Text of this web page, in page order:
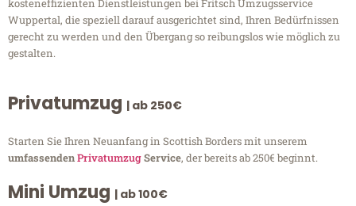
kosteneffizienten Dienstleistungen bei Fritsch Umzugsservice
Wuppertal, die speziell darauf ausgerichtet sind, Ihren Bedürfnissen
gerecht zu werden und den Übergang so reibungslos wie möglich zu
gestalten.
Privatumzug | ab 250€
Starten Sie Ihren Neuanfang in Scottish Borders mit unserem
umfassendenPrivatumzugService, der bereits ab 250€ beginnt.
Mini Umzug | ab 100€